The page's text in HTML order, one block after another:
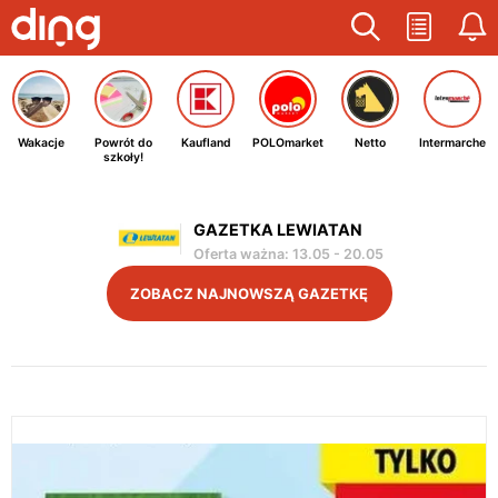
Wakacje
Powrót do
szkoły!
Kaufland POLOmarket Netto Intermarche
GAZETKA LEWIATAN
Oferta ważna: 13.05 - 20.05
ZOBACZ NAJNOWSZĄ GAZETKĘ